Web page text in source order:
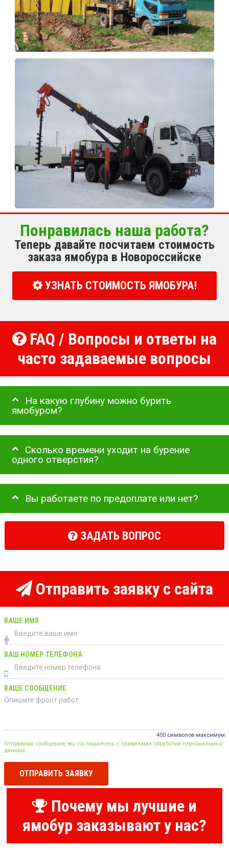
Понравилась наша работа?
Теперь давайте посчитаем стоимость
заказа ямобура в Новороссийске
УЗНАТЬ СТОИМОСТЬ ЯМОБУРА!
FAQ / Вопросы и ответы на
часто задаваемые вопросы
На какую глубину можно бурить
ямобуром?
Сколько времени уходит на бурение
одного отверстия?
Вы работаете по предоплате или нет?
ЗАДАТЬ ВОПРОС
Отправить заявку с сайта
ВАШЕ ИМЯ
ВАШ НОМЕР ТЕЛЕФОНА
ВАШЕ СООБЩЕНИЕ
400 символов максимум
Отправляя сообщение, вы соглашаетесь с правилами обработки персональных
данных
ОТПРАВИТЬ ЗАЯВКУ
Почему мы лучшие и
ямобур заказывают у нас?